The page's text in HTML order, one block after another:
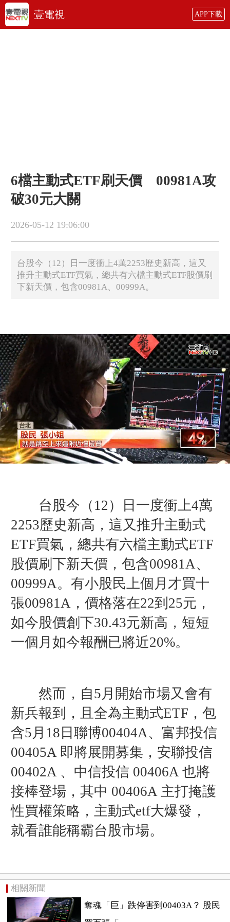
壹電視 APP下載
6檔主動式ETF刷天價 00981A攻
破30元大關
2026-05-12 19:06:00
台股今（12）日一度衝上4萬2253歷史新高，這又
推升主動式ETF買氣，總共有六檔主動式ETF股價刷
下新天價，包含00981A、00999A。
台股今（12）日一度衝上4萬
2253歷史新高，這又推升主動式
ETF買氣，總共有六檔主動式ETF
股價刷下新天價，包含00981A、
00999A。有小股民上個月才買十
張00981A， 價格落在22到25元，
如今股價創下30.43元新高，短短
一個月 如今報酬已將近20%。
然而，自5月開始市場又會有
新兵報到，且全為主動式ETF，包
含5月18日聯博00404A、富邦投信
00405A 即將展開募集，安聯投信
00402A 、中信投信 00406A 也將
接棒登場，其中 00406A 主打掩護
性買權策略，主動式etf大爆發，
就看誰能稱霸台股市場。
相關新聞
奪魂「巨」跌停害到00403A？ 股民